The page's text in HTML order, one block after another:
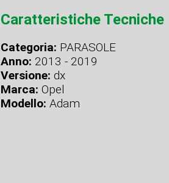
Caratteristiche Tecniche
Categoria: PARASOLE
Anno: 2013 - 2019
Versione: dx
Marca: Opel
Modello: Adam